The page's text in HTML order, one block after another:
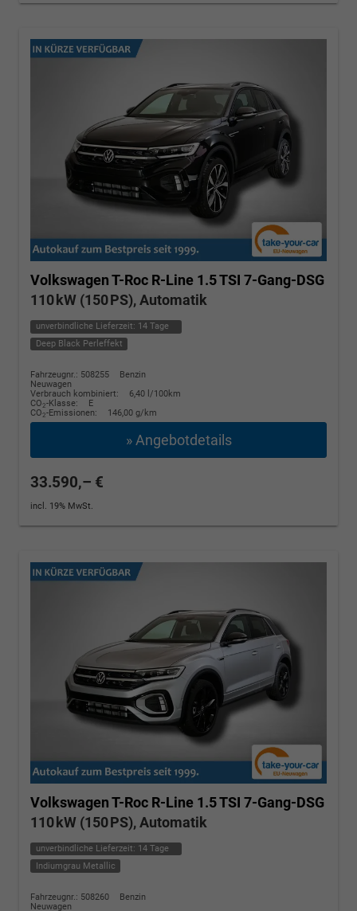
Volkswagen T-Roc R-Line 1.5 TSI 7-Gang-DSG
110 kW (150 PS), Automatik
unverbindliche Lieferzeit: 14 Tage
Deep Black Perleffekt
Fahrzeugnr.: 508255
Benzin
Neuwagen
Verbrauch kombiniert:
6,40 l/100km
CO2-Klasse:
E
CO2-Emissionen: 146,00 g/km
» Angebotdetails
33.590,– €
incl. 19% MwSt.
Volkswagen T-Roc R-Line 1.5 TSI 7-Gang-DSG
110 kW (150 PS), Automatik
unverbindliche Lieferzeit: 14 Tage
Indiumgrau Metallic
Fahrzeugnr.: 508260
Benzin
Neuwagen